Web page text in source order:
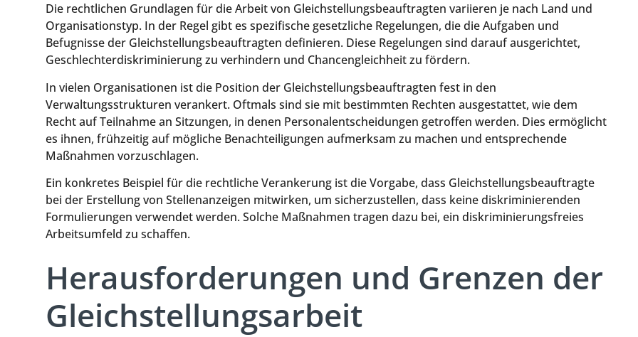
Die rechtlichen Grundlagen für die Arbeit von Gleichstellungsbeauftragten variieren je nach Land und
Organisationstyp. In der Regel gibt es spezifische gesetzliche Regelungen, die die Aufgaben und
Befugnisse der Gleichstellungsbeauftragten definieren. Diese Regelungen sind darauf ausgerichtet,
Geschlechterdiskriminierung zu verhindern und Chancengleichheit zu fördern.
In vielen Organisationen ist die Position der Gleichstellungsbeauftragten fest in den
Verwaltungsstrukturen verankert. Oftmals sind sie mit bestimmten Rechten ausgestattet, wie dem
Recht auf Teilnahme an Sitzungen, in denen Personalentscheidungen getroffen werden. Dies ermöglicht
es ihnen, frühzeitig auf mögliche Benachteiligungen aufmerksam zu machen und entsprechende
Maßnahmen vorzuschlagen.
Ein konkretes Beispiel für die rechtliche Verankerung ist die Vorgabe, dass Gleichstellungsbeauftragte
bei der Erstellung von Stellenanzeigen mitwirken, um sicherzustellen, dass keine diskriminierenden
Formulierungen verwendet werden. Solche Maßnahmen tragen dazu bei, ein diskriminierungsfreies
Arbeitsumfeld zu schaffen.
Herausforderungen und Grenzen der
Gleichstellungsarbeit